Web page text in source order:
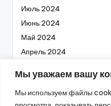
Мы уважаем вашу
Мы используем файлы
Июль 2024
Июнь 2024
Май 2024
Апрель 2024
Февраль 2024
Январь 2024